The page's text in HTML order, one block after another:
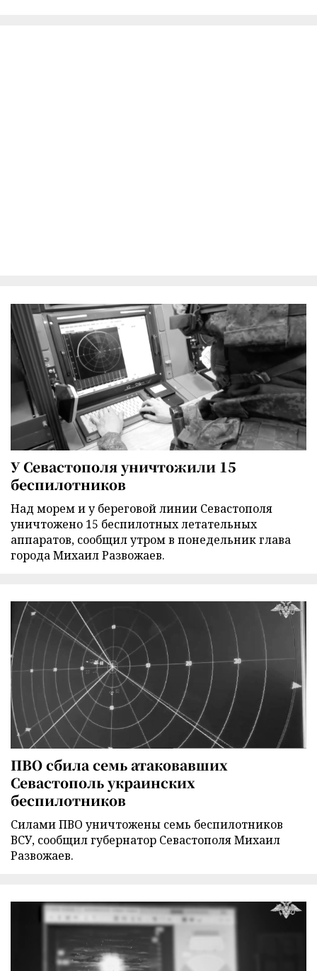
У Севастополя уничтожили 15
беспилотников
Над морем и у береговой линии Севастополя
уничтожено 15 беспилотных летательных
аппаратов, сообщил утром в понедельник глава
города Михаил Развожаев.
ПВО сбила семь атаковавших
Севастополь украинских
беспилотников
Силами ПВО уничтожены семь беспилотников
ВСУ, сообщил губернатор Севастополя Михаил
Развожаев.